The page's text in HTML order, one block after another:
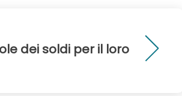
dei soldi per il loro